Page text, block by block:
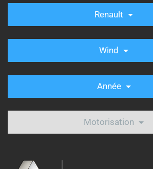
Renault
Wind
Année
Motorisation